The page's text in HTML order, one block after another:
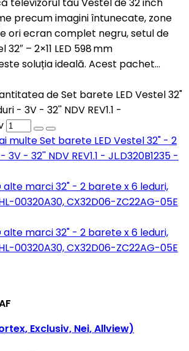
televizorul tău Vestel de 32 inch
precum imagini întunecate, zone
ori ecran complet negru, setul de
– 2×11 LED 598 mm
este soluția ideală. Acest pachet...
de Set barete LED Vestel 32"
- 3V - 32'' NDV REV1.1 -
multeSet barete LED Vestel 32" - 2
- 32'' NDV REV1.1 - JL.D320B1235 -
Exclusiv, Nei, Allview)